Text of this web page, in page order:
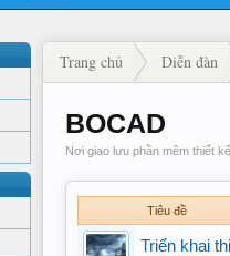
Trang chủ Diễn đàn
BOCAD
Nơi giao lưu phần mêm thiết
Tiêu đề
Triển khai